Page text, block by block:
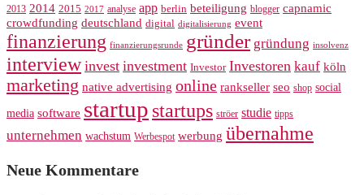
2013 2014 2015 2017 analyse app berlin beteiligung blogger capnamic
crowdfunding deutschland digital digitalisierung event
finanzierung finanzierungsrunde gründer gründung insolvenz
interview invest investment Investor Investoren kauf köln
marketing native advertising online rankseller seo shop social
media software startup startups ströer studie tipps
unternehmen wachstum Werbespot werbung übernahme
Neue Kommentare